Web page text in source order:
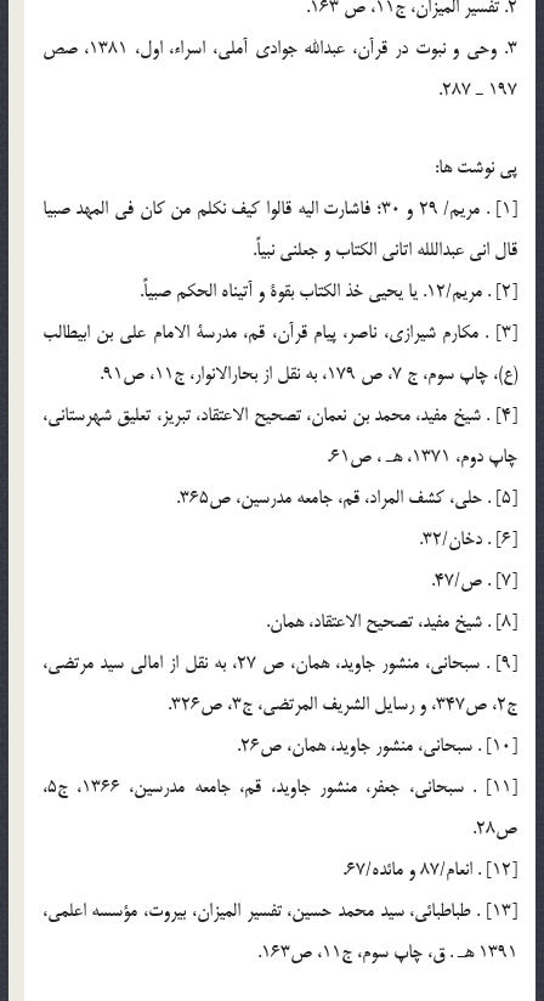
2. تفسير الميزان، ج11، ص 163.
3. وحي و نبوت در قرآن، عبدالله جوادي آملي، اسراء، اول، 1381، صص
197 ـ 287.
پي نوشت ها:
[1] . مريم/ 29 و 30؛ فاشارت اليه قالوا كيف نكلم من كان في المهد صبيا
قال اني عبداللله اتاني الكتاب و جعلني نبياً.
[2] . مريم/12. يا يحيي خذ الكتاب بقوة و آتيناه الحكم صبياً.
[3] . مكارم شيرازي، ناصر، پيام قرآن، قم، مدرسة الامام علي بن ابيطالب
(ع)، چاپ سوم، ج 7، ص 179، به نقل از بحارالانوار، ج11، ص91.
[4] . شيخ مفيد، محمد بن نعمان، تصحيح الاعتقاد، تبريز، تعليق شهرستاني،
چاپ دوم، 1371، هـ ، ص61.
[5] . حلي، كشف المراد، قم، جامعه مدرسين، ص365.
[6] . دخان/32.
[7] . ص/47.
[8] . شيخ مفيد، تصحيح الاعتقاد، همان.
[9] . سبحانی، منشور جاويد، همان، ص 27، به نقل از امالي سيد مرتضي،
ج2، ص347، و رسايل الشريف المرتضي، ج3، ص326.
[10] . سبحاني، منشور جاويد، همان، ص26.
[11] . سبحاني، جعفر، منشور جاويد، قم، جامعه مدرسين، 1366، ج5،
ص28.
[12] . انعام/87 و مائده/67.
[13] . طباطبائي، سيد محمد حسين، تفسير الميزان، بيروت، مؤسسه اعلمي،
1391 هـ . ق، چاپ سوم، ج11، ص163.